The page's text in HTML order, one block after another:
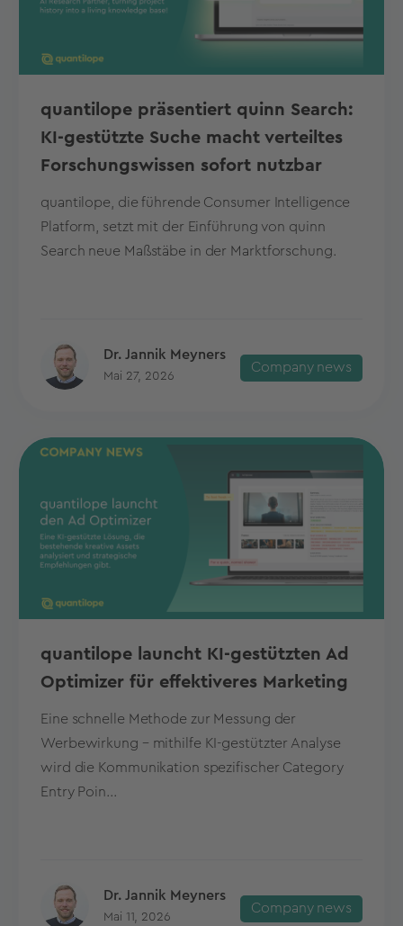
quantilope präsentiert quinn Search:
KI-gestützte Suche macht verteiltes
Forschungswissen sofort nutzbar
quantilope, die führende Consumer Intelligence
Platform, setzt mit der Einführung von quinn
Search neue Maßstäbe in der Marktforschung.
Dr. Jannik Meyners
Mai 27, 2026
Company news
quantilope launcht KI-gestützten Ad
Optimizer für effektiveres Marketing
Eine schnelle Methode zur Messung der
Werbewirkung – mithilfe KI-gestützter Analyse
wird die Kommunikation spezifischer Category
Entry Poin...
Dr. Jannik Meyners
Mai 11, 2026
Company news